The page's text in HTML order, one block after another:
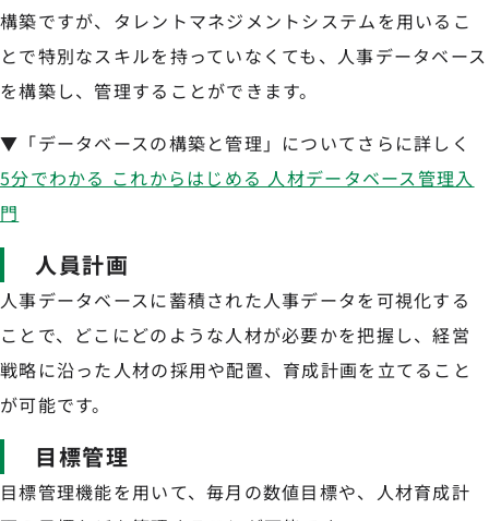
構築ですが、タレントマネジメントシステムを用いるこ
とで特別なスキルを持っていなくても、人事データベース
を構築し、管理することができます。
▼「データベースの構築と管理」についてさらに詳しく
5分でわかる これからはじめる 人材データベース管理入
門
人員計画
人事データベースに蓄積された人事データを可視化する
ことで、どこにどのような人材が必要かを把握し、経営
戦略に沿った人材の採用や配置、育成計画を立てること
が可能です。
目標管理
目標管理機能を用いて、毎月の数値目標や、人材育成計